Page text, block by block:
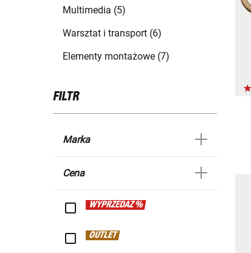
Multimedia (5)
Warsztat i transport (6)
Elementy montażowe (7)
FILTR
Marka
Cena
WYPRZEDAŻ %
OUTLET